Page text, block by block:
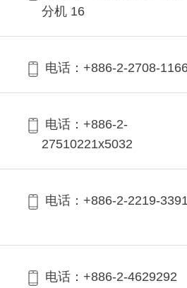
分机 16
电话：+886-2-2708-
电话：+886-2-
27510221x5032
电话：+886-2-2219-
电话：+886-2-4629292